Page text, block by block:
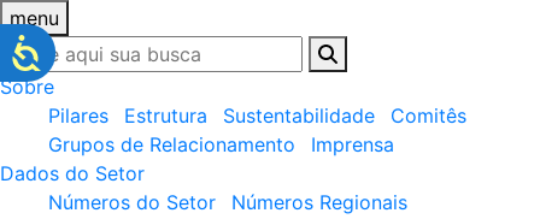
menu
Sobre
Pilares
Estrutura Sustentabilidade
Comitês
Grupos de Relacionamento
Imprensa
Dados do Setor
Números do Setor
Números Regionais